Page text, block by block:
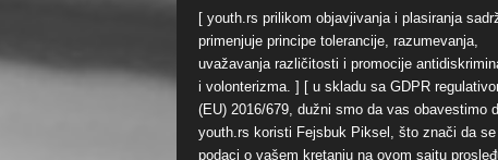
[ youth.rs prilikom objavjivanja i plasiranja
primenjuje principe tolerancije, razumevanja,
uvažavanja različitosti i promocije
i volonterizma. ] [ u skladu sa GDPR
(EU) 2016/679, dužni smo da vas obavestimo
youth.rs koristi Fejsbuk Piksel, što znači da se
podaci o vašem kretanju na ovom sajtu